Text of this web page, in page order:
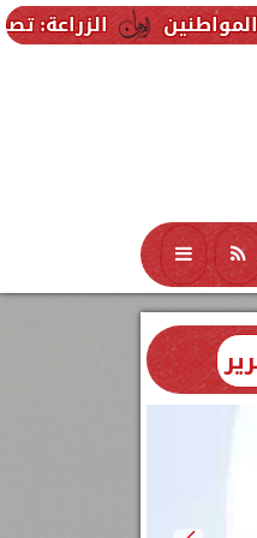
الزراعة: تصدر 712 ترخيص تشغيل جديد لمشروعات الثروة الحيوانية والداجنة.. وتسجيل 832 مخلوط أعلاف
محافظات